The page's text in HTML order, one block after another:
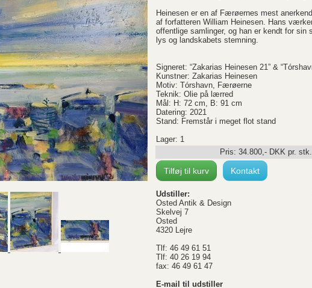
Heinesen er en af Færøernes mest
af forfatteren William Heinesen. Hans
offentlige samlinger, og han er kendt for
lys og landskabets stemning.
Signeret: “Zakarias Heinesen 21” &
Kunstner: Zakarias Heinesen
Motiv: Tórshavn, Færøerne
Teknik: Olie på lærred
Mål: H: 72 cm, B: 91 cm
Datering: 2021
Stand: Fremstår i meget flot stand
Lager: 1
Pris: 34.800,- DKKpr. stk.
Tilføj til kurv Kontakt
Udstiller:
Osted Antik & Design
Skelvej 7
Osted
4320 Lejre
Tlf: 46 49 61 51
Tlf: 40 26 19 94
fax: 46 49 61 47
E-mail til udstiller